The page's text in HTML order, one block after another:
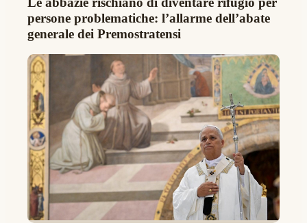
persone problematiche: l’allarme dell’abate
generale dei Premostratensi